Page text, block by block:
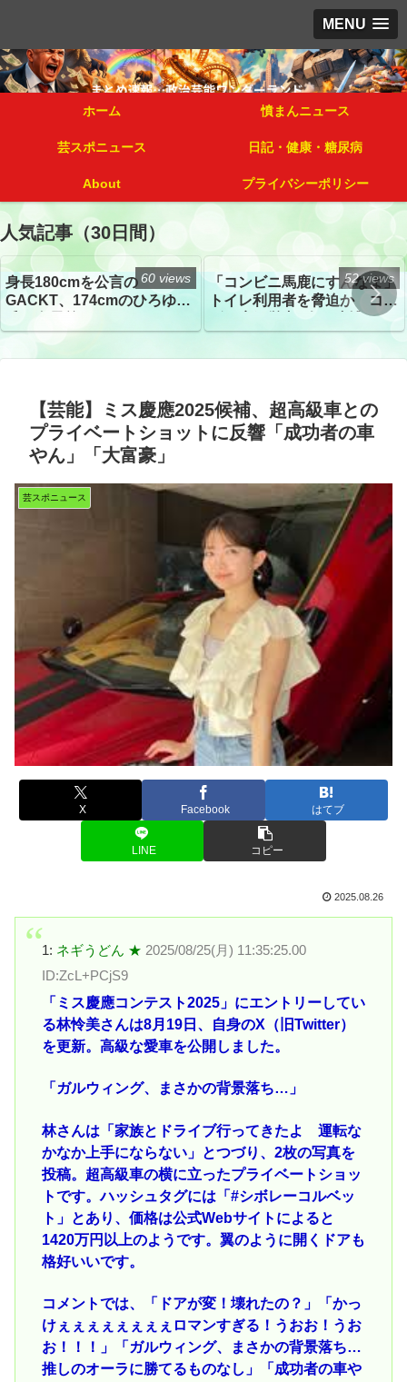
MENU
ホーム 憤まんニュース
芸スポニュース 日記・健康・糖尿病
About プライバシーポリシー
人気記事（30日間）
身長180cmを公言の
GACKT、174cmのひろゆき
トざわつき イベントでの写
真が話題
60 views
「コンビニ馬鹿にすんなよ」
トイレ利用者を脅迫か コン
52 views
【芸能】ミス慶應2025候補、超高級車との
プライベートショットに反響「成功者の車
やん」「大富豪」
芸スポニュース
X Facebook はてブ
LINE コピー
2025.08.26
1: ネギうどん ★ 2025/08/25(月) 11:35:25.00
ID:ZcL+PCjS9
「ミス慶應コンテスト2025」にエントリーしてい
る林怜美さんは8月19日、自身のX（旧Twitter）
を更新。高級な愛車を公開しました。
「ガルウィング、まさかの背景落ち…」
林さんは「家族とドライブ行ってきたよ 運転な
かなか上手にならない」とつづり、2枚の写真を
投稿。超高級車の横に立ったプライベートショッ
トです。ハッシュタグには「#シボレーコルベッ
ト」とあり、価格は公式Webサイトによると
1420万円以上のようです。翼のように開くドアも
格好いいです。
コメントでは、「ドアが変！壊れたの？」「かっ
けぇぇぇぇぇぇぇぇロマンすぎる！うおお！うお
お！！！」「ガルウィング、まさかの背景落ち…
推しのオーラに勝てるものなし」「成功者の車や